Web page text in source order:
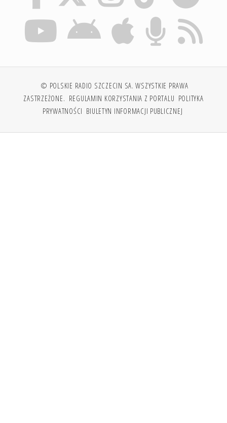
© POLSKIE RADIO SZCZECIN SA. WSZYSTKIE PRAWA
ZASTRZEŻONE. REGULAMIN KORZYSTANIA Z PORTALU POLITYKA
PRYWATNOŚCI BIULETYN INFORMACJI PUBLICZNEJ